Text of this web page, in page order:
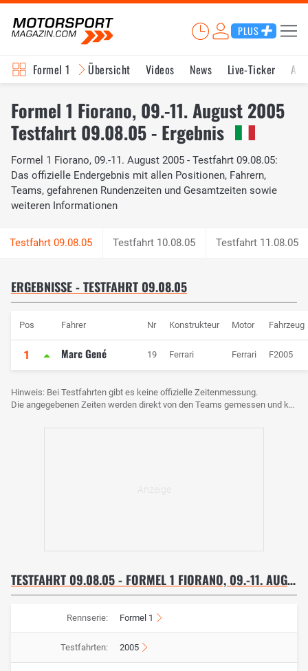
PLUS
Formel 1 Übersicht Videos News Live-Ticker
Formel 1 Fiorano, 09.-11. August 2005
Testfahrt 09.08.05 - Ergebnis
Formel 1 Fiorano, 09.-11. August 2005 - Testfahrt 09.08.05:
Das offizielle Endergebnis mit allen Positionen, Fahrern,
Teams, gefahrenen Rundenzeiten und Gesamtzeiten sowie
weiteren Informationen
Testfahrt 10.08.05 Testfahrt 11.08.05
ERGEBNISSE - TESTFAHRT 09.08.05
Pos Fahrer Nr Konstrukteur Motor Fahrzeug
1 Marc Gené 19 Ferrari Ferrari F2005
Hinweis: Bei Testfahrten gibt es keine offizielle Zeitenmessung.
Die angegebenen Zeiten werden direkt von den Teams gemessen und können voneinander abweichen.
TESTFAHRT 09.08.05 - FORMEL 1 FIORANO, 09.-11. AUGUST
Rennserie: Formel 1
Testfahrten: 2005